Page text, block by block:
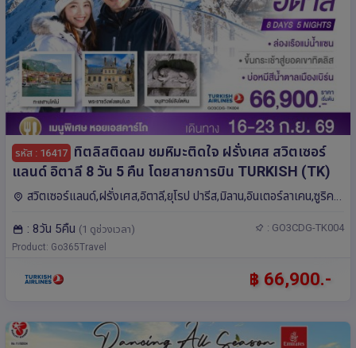
รหัส : 16417 ทิตลิสติดลม ชมหิมะติดใจ ฝรั่งเศส สวิตเซอร์
แลนด์ อิตาลี 8 วัน 5 คืน โดยสายการบิน TURKISH (TK)
สวิตเซอร์แลนด์,ฝรั่งเศส,อิตาลี,ยุโรป ปารีส,มิลาน,อินเตอร์ลาเคน,ซูริค,ลู
: 8วัน 5คืน (1 ดูช่วงเวลา) : GO3CDG-TK004
Product: Go365Travel
฿ 66,900.-